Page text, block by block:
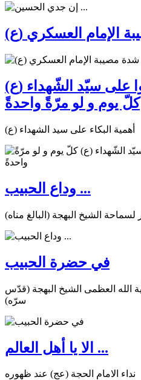
الإمام العسكري (ع)
على سيّد الشّهداء (ع)
كلّ يوم و لو مرّةً واحدةً
أهمية البكاء على سيد الشهداء (ع)
وداع الحبيب ...
الشيخ البهجة (البالغ مناه)
في حضرة الحبيب
الله العظمى الشيخ البهجة (قدّس
سرّه)
الا يا أهل العالم ...
نداء الامام الحجة (عج) عند ظهوره